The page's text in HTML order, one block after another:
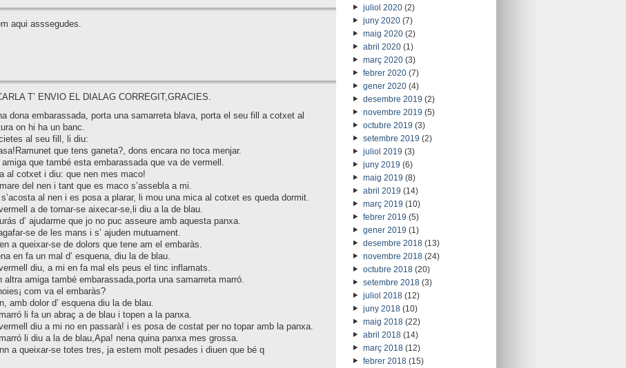
aqui asssegudes.
T’ ENVIO EL DIALAG CORREGIT,GRACIES.
dona embarassada, porta una samarreta blava, porta el seu fill a cotxet al
on hi ha un banc.
al seu fill, li diu:
que tens ganeta?, dons encara no toca menjar.
que també esta embarassada que va de vermell.
al cotxet i diu: que nen mes maco!
del nen i tant que es maco s’assebla a mi.
s’acosta al nen i es posa a plarar, li mou una mica al cotxet es queda dormit.
a de tornar-se aixecar-se,li diu a la de blau.
d’ ajudarme que jo no puc asseure amb aquesta panxa.
se de les mans i s’ ajuden mutuament.
a queixar-se de dolors que tene am el embaràs.
en fa un mal d’ esquena, diu la de blau.
diu, a mi en fa mal els peus el tinc inflamats.
altra amiga també embarassada,porta una samarreta marró.
com va el embaràs?
amb dolor d’ esquena diu la de blau.
li fa un abraç a de blau i topen a la panxa.
diu a mi no en passarà! i es posa de costat per no topar amb la panxa.
li diu a la de blau,Apa! nena quina panxa mes grossa.
a queixar-se totes tres, ja estem molt pesades i diuen que bé q
juliol 2020(2)
juny 2020(7)
maig 2020(2)
abril 2020(1)
març 2020(3)
febrer 2020(7)
gener 2020(4)
desembre 2019 (2)
novembre 2019 (5)
octubre 2019 (3)
setembre 2019 (2)
juliol 2019 (3)
juny 2019 (6)
maig 2019 (8)
abril 2019 (14)
març 2019 (10)
febrer 2019 (5)
gener 2019 (1)
desembre 2018(13)
novembre 2018(24)
octubre 2018(20)
setembre 2018(3)
juliol 2018(12)
juny 2018(10)
maig 2018(22)
abril 2018(14)
març 2018(12)
febrer 2018(15)